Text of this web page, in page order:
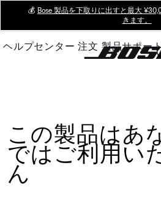
Main
💰 Bose 製品を下取りに出すと最大
きます。
ヘルプセンター 注文 製品サポー
この製品はあ
ではご利用い
ん